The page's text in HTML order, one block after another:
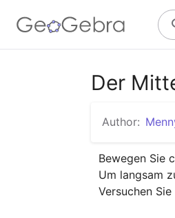
Der
Author:
Bewegen Sie
Um langsam
Versuchen